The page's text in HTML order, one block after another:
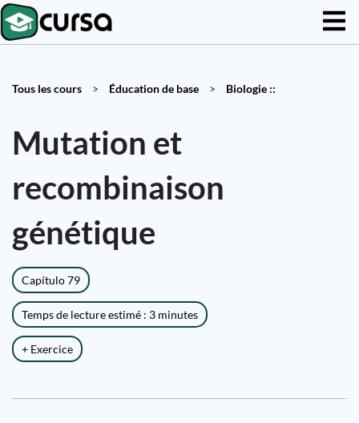
Tous les cours > Éducation de base > Biologie ::
Mutation et
recombinaison
génétique
Capítulo 79
Temps de lecture estimé : 3 minutes
+ Exercice